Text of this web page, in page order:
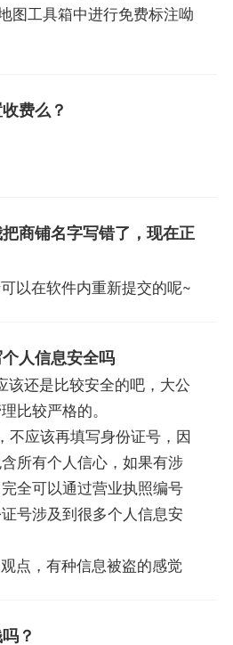
图工具箱中进行免费标注呦
费么？
商铺名字写错了，现在正
以在软件内重新提交的呢~
人信息安全吗
该还是比较安全的吧，大公
比较严格的。
不应该再填写身份证号，因
所有个人信心，如果有涉
全可以通过营业执照编号
号涉及到很多个人信息安
点，有种信息被盗的感觉
？